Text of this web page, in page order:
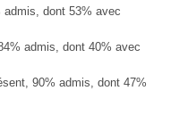
dont 53% avec
admis, dont 40% avec
90% admis, dont 47%